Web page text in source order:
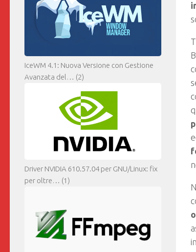
IceWM 4.1: Nuova Versione con Gestione
Avanzata del… (2)
Driver NVIDIA 610.57.04 per GNU/Linux: fix
per oltre… (1)